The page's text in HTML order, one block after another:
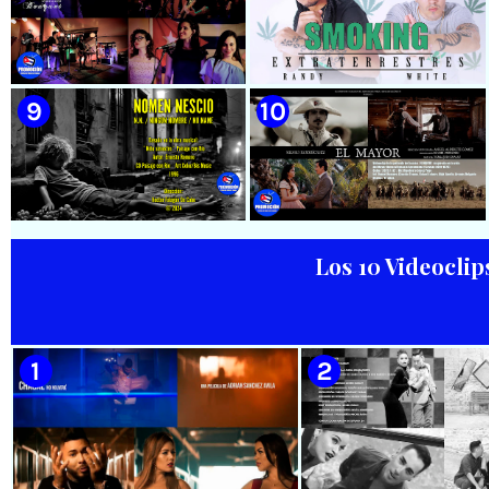
🟡 Ruly MC || ¨Hablan por
hablar¨ || Realizador: Kuriaki ||
Videoclip || Música Urbana
Cubana || RAP || CUBA
🟡 Rose Díaz || ¨Yo soy el Punto
Cubano¨ (Autores: Celina
González y Reutilio
Domínguez) || Director:
Yuliades Mariño Cabello ||
Música popular tradicional
cubana - Punto Cubano -
Punto Guajiro || Videoclip ||
CUBA
🟡 Bouquet - ¨Dressed Up
Animal¨ 📺 Videoclip - 🎬
Director: Mauricio Figueiral
🟡 Randy & White -
Extraterrestres - ¨Smoking¨ -
Videoclip - Dirección: Pepe
Salom
NESCIO, basado en la obra
musical ¨Niño siniestro¨ |
Autor: Ernesto Romero |
Director: Héctor Falagán De
Cabo | Videoclip | Música Pop
Rock Cubana | Artistas Cubanos
| Instrumental | CUBA
Mayor¨ 📺 Videoclip - 🎬
Director: Ángel Alderete -
Videoclip de la película de
ficción ¨EL MAYOR¨ inspirada
en la vida del Mayor General
Ignacio Agramonte y Loynaz /
Director: Rigoberto López
Pego / ICAIC 👉 CUBA 👌
Los 10